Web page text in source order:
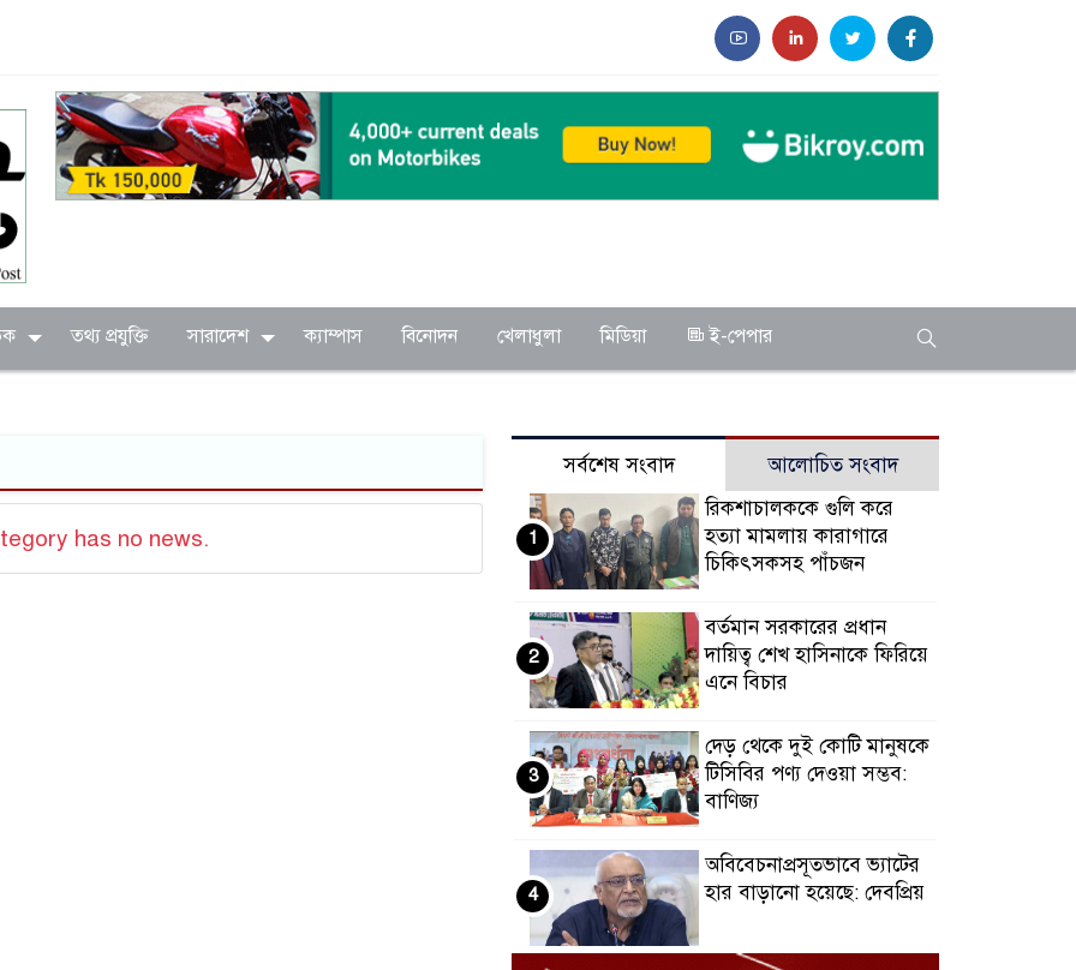
তথ্য প্রযুক্তি সারাদেশ ক্যাম্পাস বিনোদন খেলাধুলা মিডিয়া ই-পেপার
has no news.
সর্বশেষ সংবাদ
আলোচিত সংবাদ
রিকশাচালককে গুলি করে
হত্যা মামলায় কারাগারে
চিকিৎসকসহ পাঁচজন
1
বর্তমান সরকারের প্রধান
দায়িত্ব শেখ হাসিনাকে ফিরিয়ে
এনে বিচার
2
দেড় থেকে দুই কোটি মানুষকে
টিসিবির পণ্য দেওয়া সম্ভব:
বাণিজ্য
3
অবিবেচনাপ্রসূতভাবে ভ্যাটের
হার বাড়ানো হয়েছে: দেবপ্রিয়
4